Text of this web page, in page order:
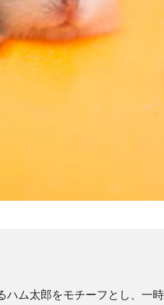
ム太郎をモチーフとし、一